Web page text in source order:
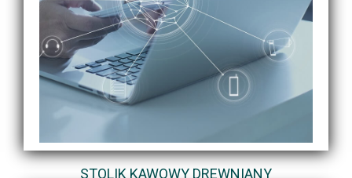
STOLIK KAWOWY DREWNIANY